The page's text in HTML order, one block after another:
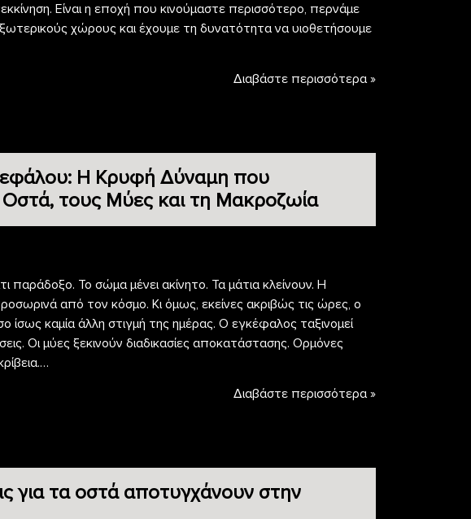
Είναι η εποχή που κινούμαστε περισσότερο, περνάμε
χώρους και έχουμε τη δυνατότητα να υιοθετήσουμε
Διαβάστε περισσότερα »
Η Κρυφή Δύναμη που
τους Μύες και τη Μακροζωία
παράδοξο. Το σώμα μένει ακίνητο. Τα μάτια κλείνουν. Η
από τον κόσμο. Κι όμως, εκείνες ακριβώς τις ώρες, ο
ίσως καμία άλλη στιγμή της ημέρας. Ο εγκέφαλος ταξινομεί
Οι μύες ξεκινούν διαδικασίες αποκατάστασης. Ορμόνες
Διαβάστε περισσότερα »
για τα οστά αποτυγχάνουν στην